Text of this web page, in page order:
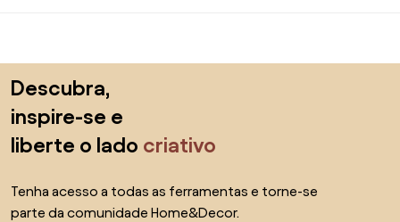
Descubra,
inspire-se e
liberte o lado criativo
Tenha acesso a todas as ferramentas e torne-se
parte da comunidade Home&Decor.